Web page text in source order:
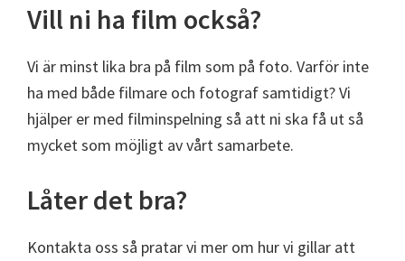
Vill ni ha film också?
Vi är minst lika bra på film som på foto. Varför inte
ha med både filmare och fotograf samtidigt? Vi
hjälper er med filminspelning så att ni ska få ut så
mycket som möjligt av vårt samarbete.
Låter det bra?
Kontakta oss så pratar vi mer om hur vi gillar att